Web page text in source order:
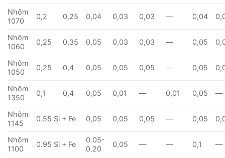
Nhôm
1070
0,2 0,25 0,04 0,03 0,03 — 0,04
Nhôm
1060
0,25 0,35 0,05 0,03 0,03 — 0,05
Nhôm
1050
0,25 0,4 0,05 0,05 0,05 — 0,05
Nhôm
1350
0,1 0,4 0,05 0,01 — 0,01 0,05 —
Nhôm
1145
0.55 Si + Fe 0,05 0,05 0,05 — 0,05
Nhôm
1100
0.95 Si + Fe
0.05-
0.20
0,05 — — 0,1 —